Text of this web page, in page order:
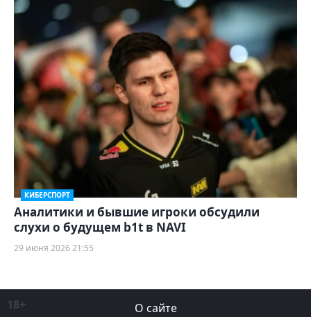
КИБЕРСПОРТ
Аналитики и бывшие игроки обсудили
слухи о будущем b1t в NAVI
29 июня 2026 21:55
18+ О сайте